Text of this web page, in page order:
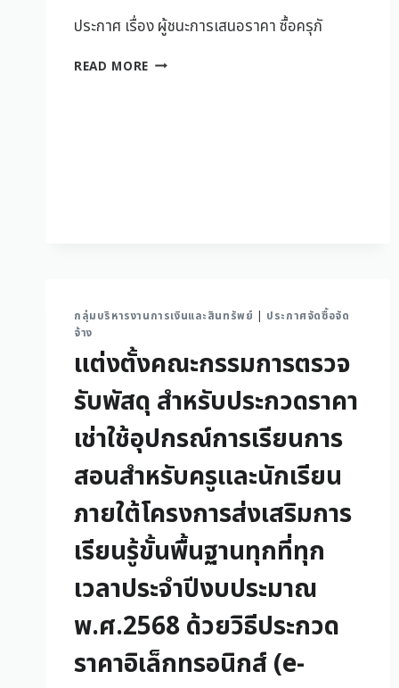
ประกาศ เรื่อง ผู้ชนะการเสนอราคา ซื้อครุภั
READ MORE
กลุ่มบริหารงานการเงินและสินทรัพย์ | ประกาศจัดซื้อจัด
จ้าง
แต่งตั้งคณะกรรมการตรวจ
รับพัสดุ สำหรับประกวดราคา
เช่าใช้อุปกรณ์การเรียนการ
สอนสำหรับครูและนักเรียน
ภายใต้โครงการส่งเสริมการ
เรียนรู้ขั้นพื้นฐานทุกที่ทุก
เวลาประจำปีงบประมาณ
พ.ศ.2568 ด้วยวิธีประกวด
ราคาอิเล็กทรอนิกส์ (e-